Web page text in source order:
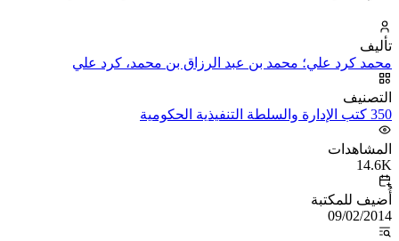
تأليف
محمد كرد علي؛ محمد بن عبد الرزاق بن محمد، كرد علي
التصنيف
350 كتب الإدارة والسلطة التنفيذية الحكومية
المشاهدات
14.6K
أُضيف للمكتبة
09/02/2014